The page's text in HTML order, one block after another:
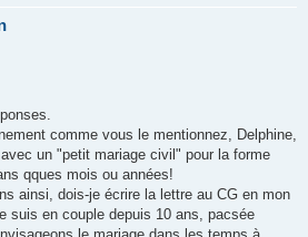
comme vous le mentionnez, Delphine,
un "petit mariage civil" pour la forme
qques mois ou années!
ainsi, dois-je écrire la lettre au CG en mon
suis en couple depuis 10 ans, pacsée